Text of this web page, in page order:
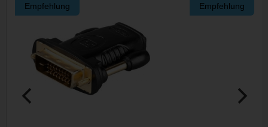
Empfehlung Empfehlung